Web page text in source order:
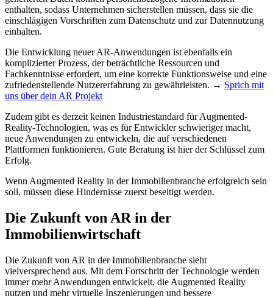
enthalten, sodass Unternehmen sicherstellen müssen, dass sie die
einschlägigen Vorschriften zum Datenschutz und zur Datennutzung
einhalten.
Die Entwicklung neuer AR-Anwendungen ist ebenfalls ein
komplizierter Prozess, der beträchtliche Ressourcen und
Fachkenntnisse erfordert, um eine korrekte Funktionsweise und eine
zufriedenstellende Nutzererfahrung zu gewährleisten. → Sprich mit
uns über dein AR Projekt
Zudem gibt es derzeit keinen Industriestandard für Augmented-
Reality-Technologien, was es für Entwickler schwieriger macht,
neue Anwendungen zu entwickeln, die auf verschiedenen
Plattformen funktionieren. Gute Beratung ist hier der Schlüssel zum
Erfolg.
Wenn Augmented Reality in der Immobilienbranche erfolgreich sein
soll, müssen diese Hindernisse zuerst beseitigt werden.
Die Zukunft von AR in der
Immobilienwirtschaft
Die Zukunft von AR in der Immobilienbranche sieht
vielversprechend aus. Mit dem Fortschritt der Technologie werden
immer mehr Anwendungen entwickelt, die Augmented Reality
nutzen und mehr virtuelle Inszenierungen und bessere